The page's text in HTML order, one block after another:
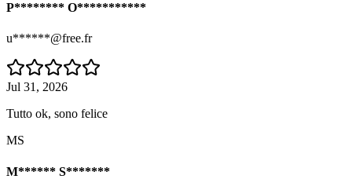
P******** O***********
u******@free.fr
Jul 31, 2026
Tutto ok, sono felice
MS
M****** S*******